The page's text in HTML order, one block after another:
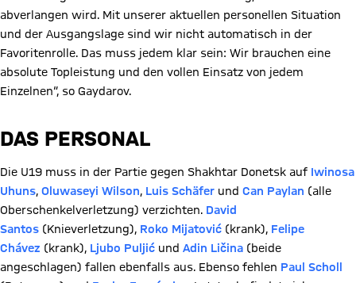
abverlangen wird. Mit unserer aktuellen personellen Situation
und der Ausgangslage sind wir nicht automatisch in der
Favoritenrolle. Das muss jedem klar sein: Wir brauchen eine
absolute Topleistung und den vollen Einsatz von jedem
Einzelnen“, so Gaydarov.
DAS PERSONAL
Die U19 muss in der Partie gegen Shakhtar Donetsk auf Iwinosa
Uhuns, Oluwaseyi Wilson, Luis Schäfer und Can Paylan (alle
Oberschenkelverletzung) verzichten. David
Santos (Knieverletzung), Roko Mijatović (krank), Felipe
Chávez (krank), Ljubo Puljić und Adin Ličina (beide
angeschlagen) fallen ebenfalls aus. Ebenso fehlen Paul Scholl